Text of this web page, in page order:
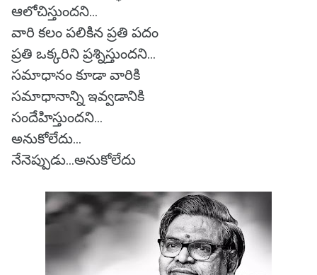
ఆలోచిస్తుందని...
వారి కలం పలికిన ప్రతి పదం
ప్రతి ఒక్కరిని ప్రశ్నిస్తుందని...
సమాధానం కూడా వారికి
సమాధానాన్ని ఇవ్వడానికి
సందేహిస్తుందని...
అనుకోలేదు…
నేనెప్పుడు…అనుకోలేదు